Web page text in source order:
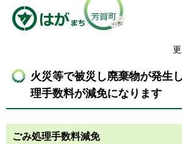
火災等で被災し廃棄物が発生
理手数料が減免になります
ごみ処理手数料減免